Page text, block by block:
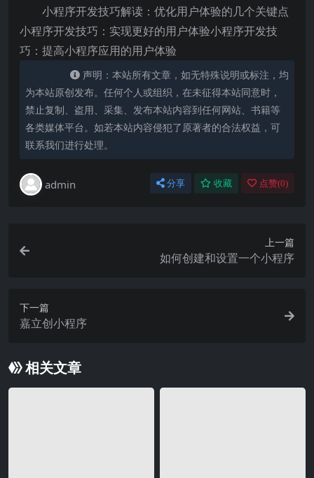
小程序开发技巧解读：优化用户体验的几个关键点
小程序开发技巧：实现更好的用户体验小程序开发技
巧：提高小程序应用的用户体验
声明：本站所有文章，如无特殊说明或标注，均
为本站原创发布。任何个人或组织，在未征得本站同意时，
禁止复制、盗用、采集、发布本站内容到任何网站、书籍等
各类媒体平台。如若本站内容侵犯了原著者的合法权益，可
联系我们进行处理。
admin 分享 收藏 点赞(0)
上一篇
如何创建和设置一个小程序
下一篇
嘉立创小程序
相关文章